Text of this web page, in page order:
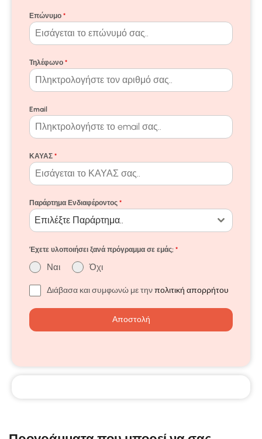
Επώνυμο *
Τηλέφωνο *
Email
ΚΑΥΑΣ *
Παράρτημα Ενδιαφέροντος *
Επιλέξτε Παράρτημα..
Έχετε υλοποιήσει ξανά πρόγραμμα σε εμάς; *
Ναι Όχι
Διάβασα και συμφωνώ με τηνπολιτική απορρήτου
Αποστολή